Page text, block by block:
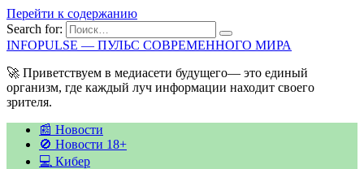
Перейти к содержанию
Search for:
INFOPULSE — ПУЛЬС СОВРЕМЕННОГО МИРА
🚀 Приветствуем в медиасети будущего— это единый
организм, где каждый луч информации находит своего
зрителя.
📰 Новости
🚫 Новости 18+
💻 Кибер